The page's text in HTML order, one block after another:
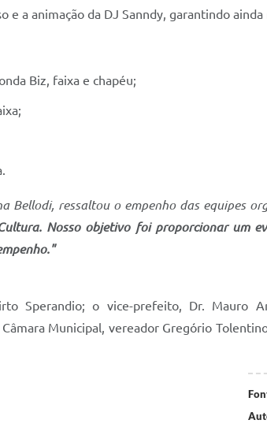
a animação da DJ Sanndy, garantindo
Biz, faixa e chapéu;
Bellodi, ressaltou o empenho das equipes
Nosso objetivo foi proporcionar um
Sperandio; o vice-prefeito, Dr. Mauro
Municipal, vereador Gregório